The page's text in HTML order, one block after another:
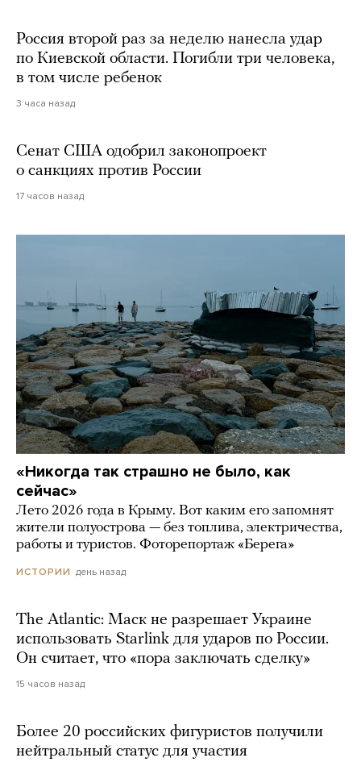
Россия второй раз за неделю нанесла удар
по Киевской области. Погибли три человека,
в том числе ребенок
3 часа назад
Сенат США одобрил законопроект
о санкциях против России
17 часов назад
«Никогда так страшно не было, как
сейчас»
Лето 2026 года в Крыму. Вот каким его запомнят
жители полуострова — без топлива, электричества,
работы и туристов. Фоторепортаж «Берега»
ИСТОРИИ день назад
The Atlantic: Маск не разрешает Украине
использовать Starlink для ударов по России.
Он считает, что «пора заключать сделку»
15 часов назад
Более 20 российских фигуристов получили
нейтральный статус для участия